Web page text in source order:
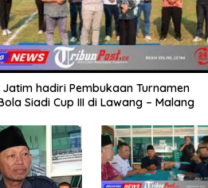
hadiri Pembukaan Turnamen
Siadi Cup III di Lawang – Malang